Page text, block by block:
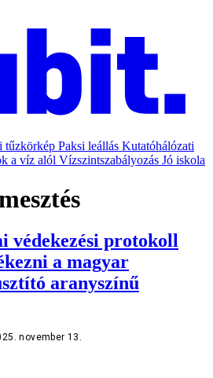
tűzkörkép Paksi leállás Kutatóhálózati
a víz alól Vízszintszabályozás Jó iskola
védekezési protokoll
a magyar
aranyszínű
november 13.